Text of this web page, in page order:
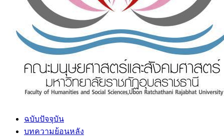
ฉบับปัจจุบัน
บทความย้อนหลัง